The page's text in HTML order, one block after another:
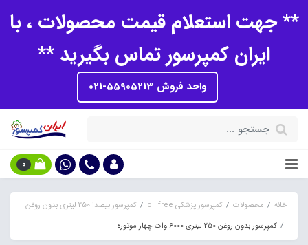
** جهت استعلام قیمت محصولات ، با
ایران کمپرسور تماس بگیرید **
واحد فروش 55905213-021
0
خانه محصولات کمپرسور پزشکی oil free
کمپرسور بیصدا 250 لیتری بدون روغن
کمپرسور بدون روغن 250 لیتری 6000 وات چهار موتوره